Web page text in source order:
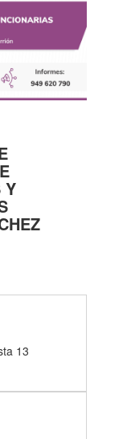
Y
13